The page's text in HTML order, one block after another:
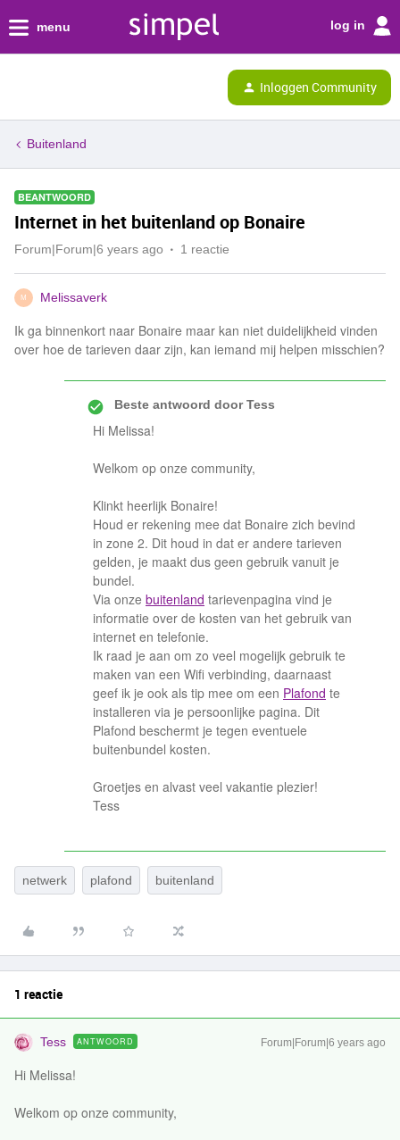
menu log in
Inloggen Community
Buitenland
BEANTWOORD
Internet in het buitenland op Bonaire
Forum|Forum|6 years ago 1 reactie
M Melissaverk
Ik ga binnenkort naar Bonaire maar kan niet duidelijkheid vinden
over hoe de tarieven daar zijn, kan iemand mij helpen misschien?
Beste antwoord doorTess
Hi Melissa!
Welkom op onze community,
Klinkt heerlijk Bonaire!
Houd er rekening mee dat Bonaire zich bevind
in zone 2. Dit houd in dat er andere tarieven
gelden, je maakt dus geen gebruik vanuit je
bundel.
Via onze buitenland tarievenpagina vind je
informatie over de kosten van het gebruik van
internet en telefonie.
Ik raad je aan om zo veel mogelijk gebruik te
maken van een Wifi verbinding, daarnaast
geef ik je ook als tip mee om een Plafond te
installeren via je persoonlijke pagina. Dit
Plafond beschermt je tegen eventuele
buitenbundel kosten.
Groetjes en alvast veel vakantie plezier!
Tess
netwerk plafond buitenland
1 reactie
Tess ANTWOORD Forum|Forum|6 years ago
Hi Melissa!
Welkom op onze community,